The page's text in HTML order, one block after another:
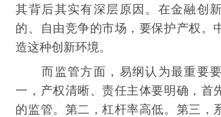
其背后其实有深层原因。在金融创
的、自由竞争的市场，要保护产权。
造这种创新环境。
而监管方面，易纲认为最重要要
一，产权清晰、责任主体要明确，首
的监管。第二，杠杆率高低。第三，